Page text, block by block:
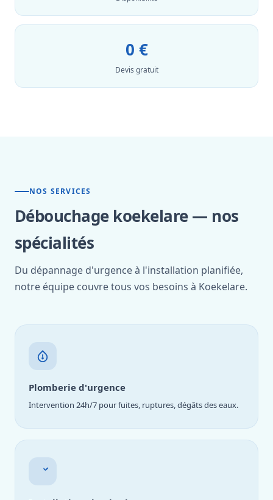
0 €
Devis gratuit
NOS SERVICES
Débouchage koekelare — nos
spécialités
Du dépannage d'urgence à l'installation planifiée,
notre équipe couvre tous vos besoins à Koekelare.
Plomberie d'urgence
Intervention 24h/7 pour fuites, ruptures, dégâts des eaux.